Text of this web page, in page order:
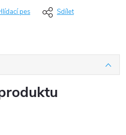
pes Sdílet